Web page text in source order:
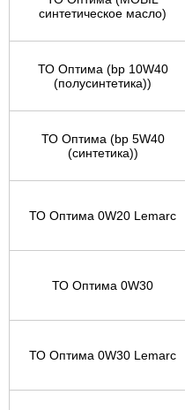
синтетическое масло)
ТО Оптима (bp 10W40
(полусинтетика))
ТО Оптима (bp 5W40
(синтетика))
ТО Оптима 0W20 Lemarc
ТО Оптима 0W30
ТО Оптима 0W30 Lemarc